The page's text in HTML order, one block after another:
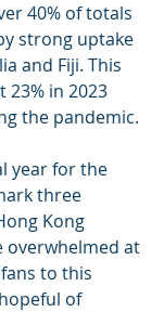
40% of totals
strong uptake
and Fiji. This
in 2023
the pandemic.
year for the
three
Kong
overwhelmed at
to this
of